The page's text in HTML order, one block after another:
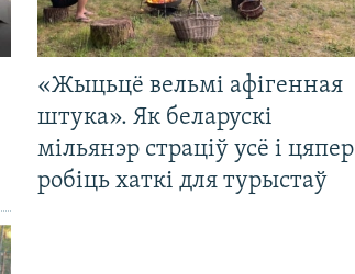
«Жыцьцё вельмі афігенная
штука». Як беларускі
мільянэр страціў усё і цяпер
робіць хаткі для турыстаў